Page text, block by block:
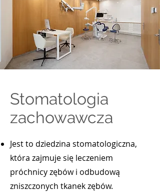
Stomatologia
zachowawcza
Jest to dziedzina stomatologiczna,
która zajmuje się leczeniem
próchnicy zębów i odbudową
zniszczonych tkanek zębów.